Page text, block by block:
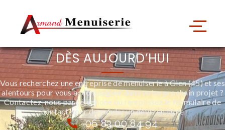
Contactez-nous
DÈS AUJOURD’HUI
Vous recherchez une entreprise de menuiserie à Gien (45) et ses
alentours pour vous accompagner dans votre prochain projet ?
Contactez-nous par téléphone ou remplissez le formulaire de
contact pour demander un devis en ligne
06 83 00 84 94